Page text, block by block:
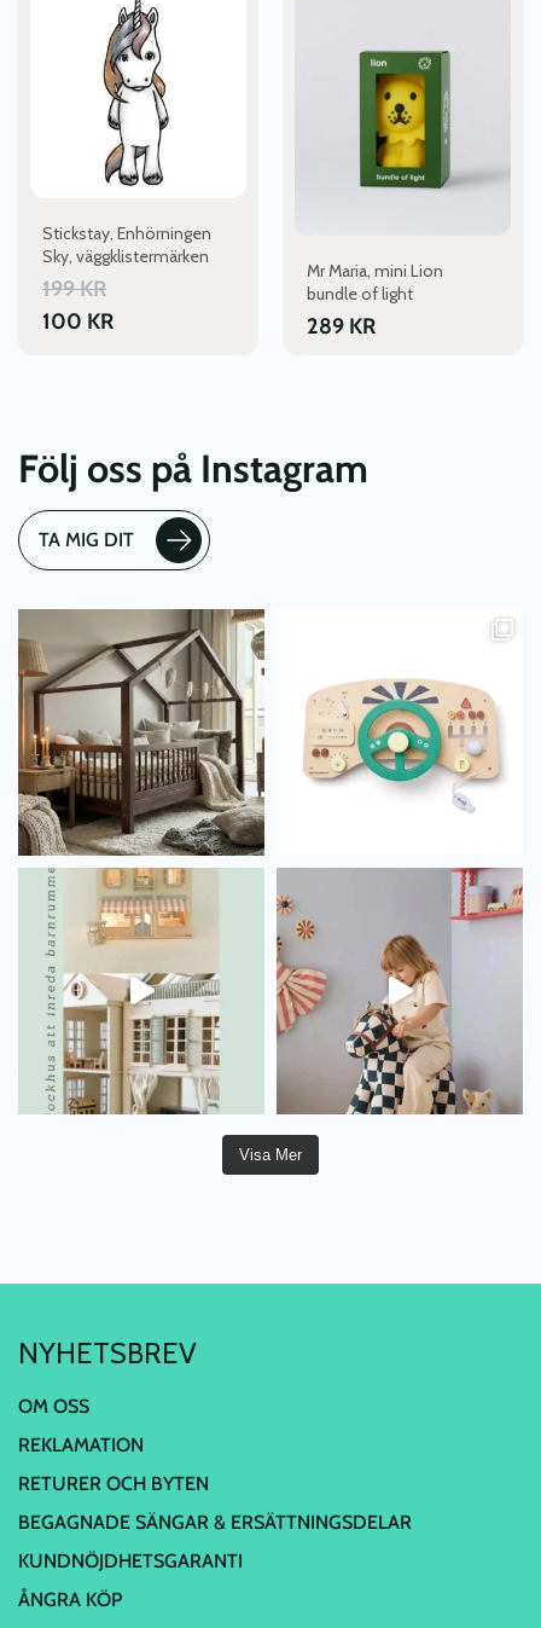
Stickstay, Enhörningen
Sky, väggklistermärken
199KR
100 KR
Mr Maria, mini Lion
bundle of light
289 KR
Följ oss på Instagram
TA MIG DIT
Visa Mer
NYHETSBREV
OM OSS
REKLAMATION
RETURER OCH BYTEN
BEGAGNADE SÄNGAR & ERSÄTTNINGSDELAR
KUNDNÖJDHETSGARANTI
ÅNGRA KÖP